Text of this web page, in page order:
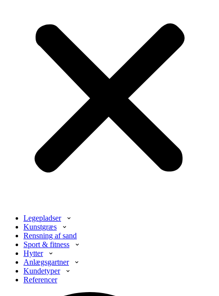
Legepladser
Kunstgræs
Rensning af sand
Sport & fitness
Hytter
Anlægsgartner
Kundetyper
Referencer